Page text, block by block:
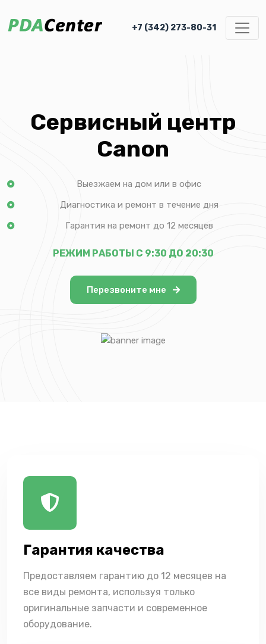
+7 (342) 273-80-31
Сервисный центр
Canon
Выезжаем на дом или в офис
Диагностика и ремонт в течение дня
Гарантия на ремонт до 12 месяцев
РЕЖИМ РАБОТЫ С 9:30 ДО 20:30
Перезвоните мне
Гарантия качества
Предоставляем гарантию до 12 месяцев на
все виды ремонта, используя только
оригинальные запчасти и современное
оборудование.